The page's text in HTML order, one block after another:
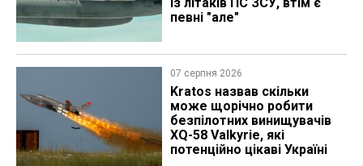
певні "але"
07 серпня 2026
Kratos назвав скільки
може щорічно робити
безпілотних винищувачів
XQ-58 Valkyrie, які
потенційно цікаві Україні